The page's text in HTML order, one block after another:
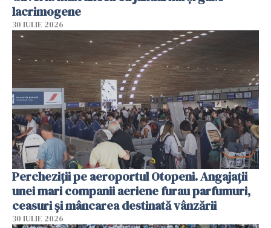
lacrimogene
30 IULIE 2026
Percheziții pe aeroportul Otopeni. Angajații
unei mari companii aeriene furau parfumuri,
ceasuri și mâncarea destinată vânzării
30 IULIE 2026